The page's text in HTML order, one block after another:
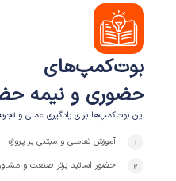
بوت‌کمپ‌های
حضوری و نیمه
این بوت‌کمپ‌ها برای یادگیری عملی و
آموزش تعاملی و مبتنی بر پروژه
حضور اساتید برتر صنعت و